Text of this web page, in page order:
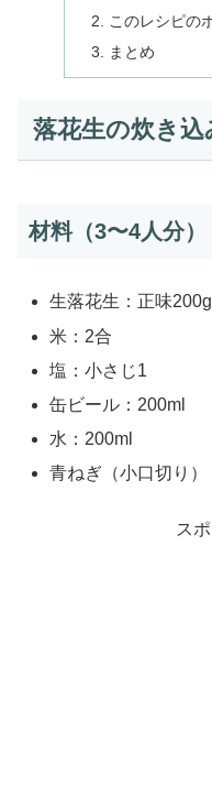
このレシピの
まとめ
落花生の炊き
材料（3〜4人分）
生落花生：正味
米：2合
塩：小さじ1
缶ビール：200ml
水：200ml
青ねぎ（小口切り）
ス